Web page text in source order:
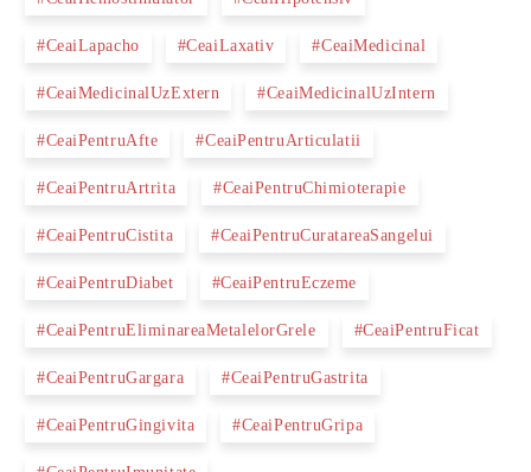
#CeaiLapacho #CeaiLaxativ #CeaiMedicinal
#CeaiMedicinalUzExtern #CeaiMedicinalUzIntern
#CeaiPentruAfte #CeaiPentruArticulatii
#CeaiPentruArtrita #CeaiPentruChimioterapie
#CeaiPentruCistita #CeaiPentruCuratareaSangelui
#CeaiPentruDiabet #CeaiPentruEczeme
#CeaiPentruEliminareaMetalelorGrele #CeaiPentruFicat
#CeaiPentruGargara #CeaiPentruGastrita
#CeaiPentruGingivita #CeaiPentruGripa